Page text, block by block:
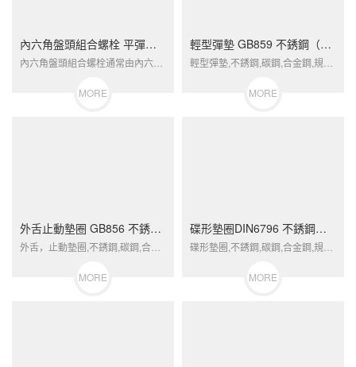
內六角盤頭組合螺栓 平彈墊 不銹鋼（304/316）碳鋼 合金鋼
MORE
輕型彈墊 GB859 不銹鋼（304/316）碳鋼 合金鋼
MORE
外舌止動墊圈 GB856 不銹鋼（304/316）碳鋼 合金鋼
MORE
碟形墊圈DIN6796 不銹鋼（304/316）碳鋼 合金鋼
MORE